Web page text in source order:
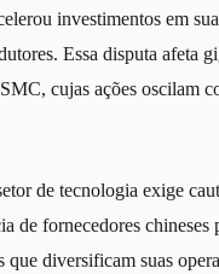
investimentos em
Essa disputa afeta
cujas ações oscilam
de tecnologia exige
de fornecedores chineses
que diversificam suas